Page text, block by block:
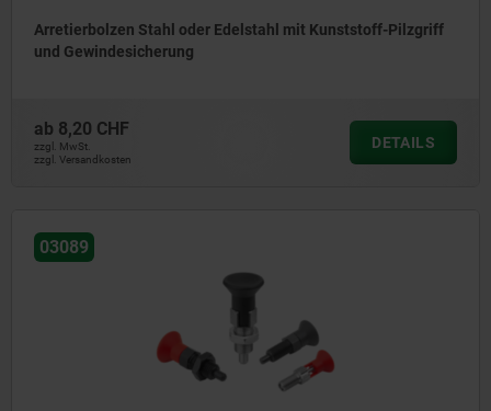
Arretierbolzen Stahl oder Edelstahl mit Kunststoff-Pilzgriff
und Gewindesicherung
ab 8,20 CHF
zzgl. MwSt.
zzgl. Versandkosten
DETAILS
03089